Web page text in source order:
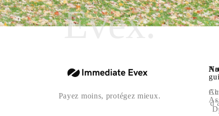
Evex.
Payez moins, protégez mieux.